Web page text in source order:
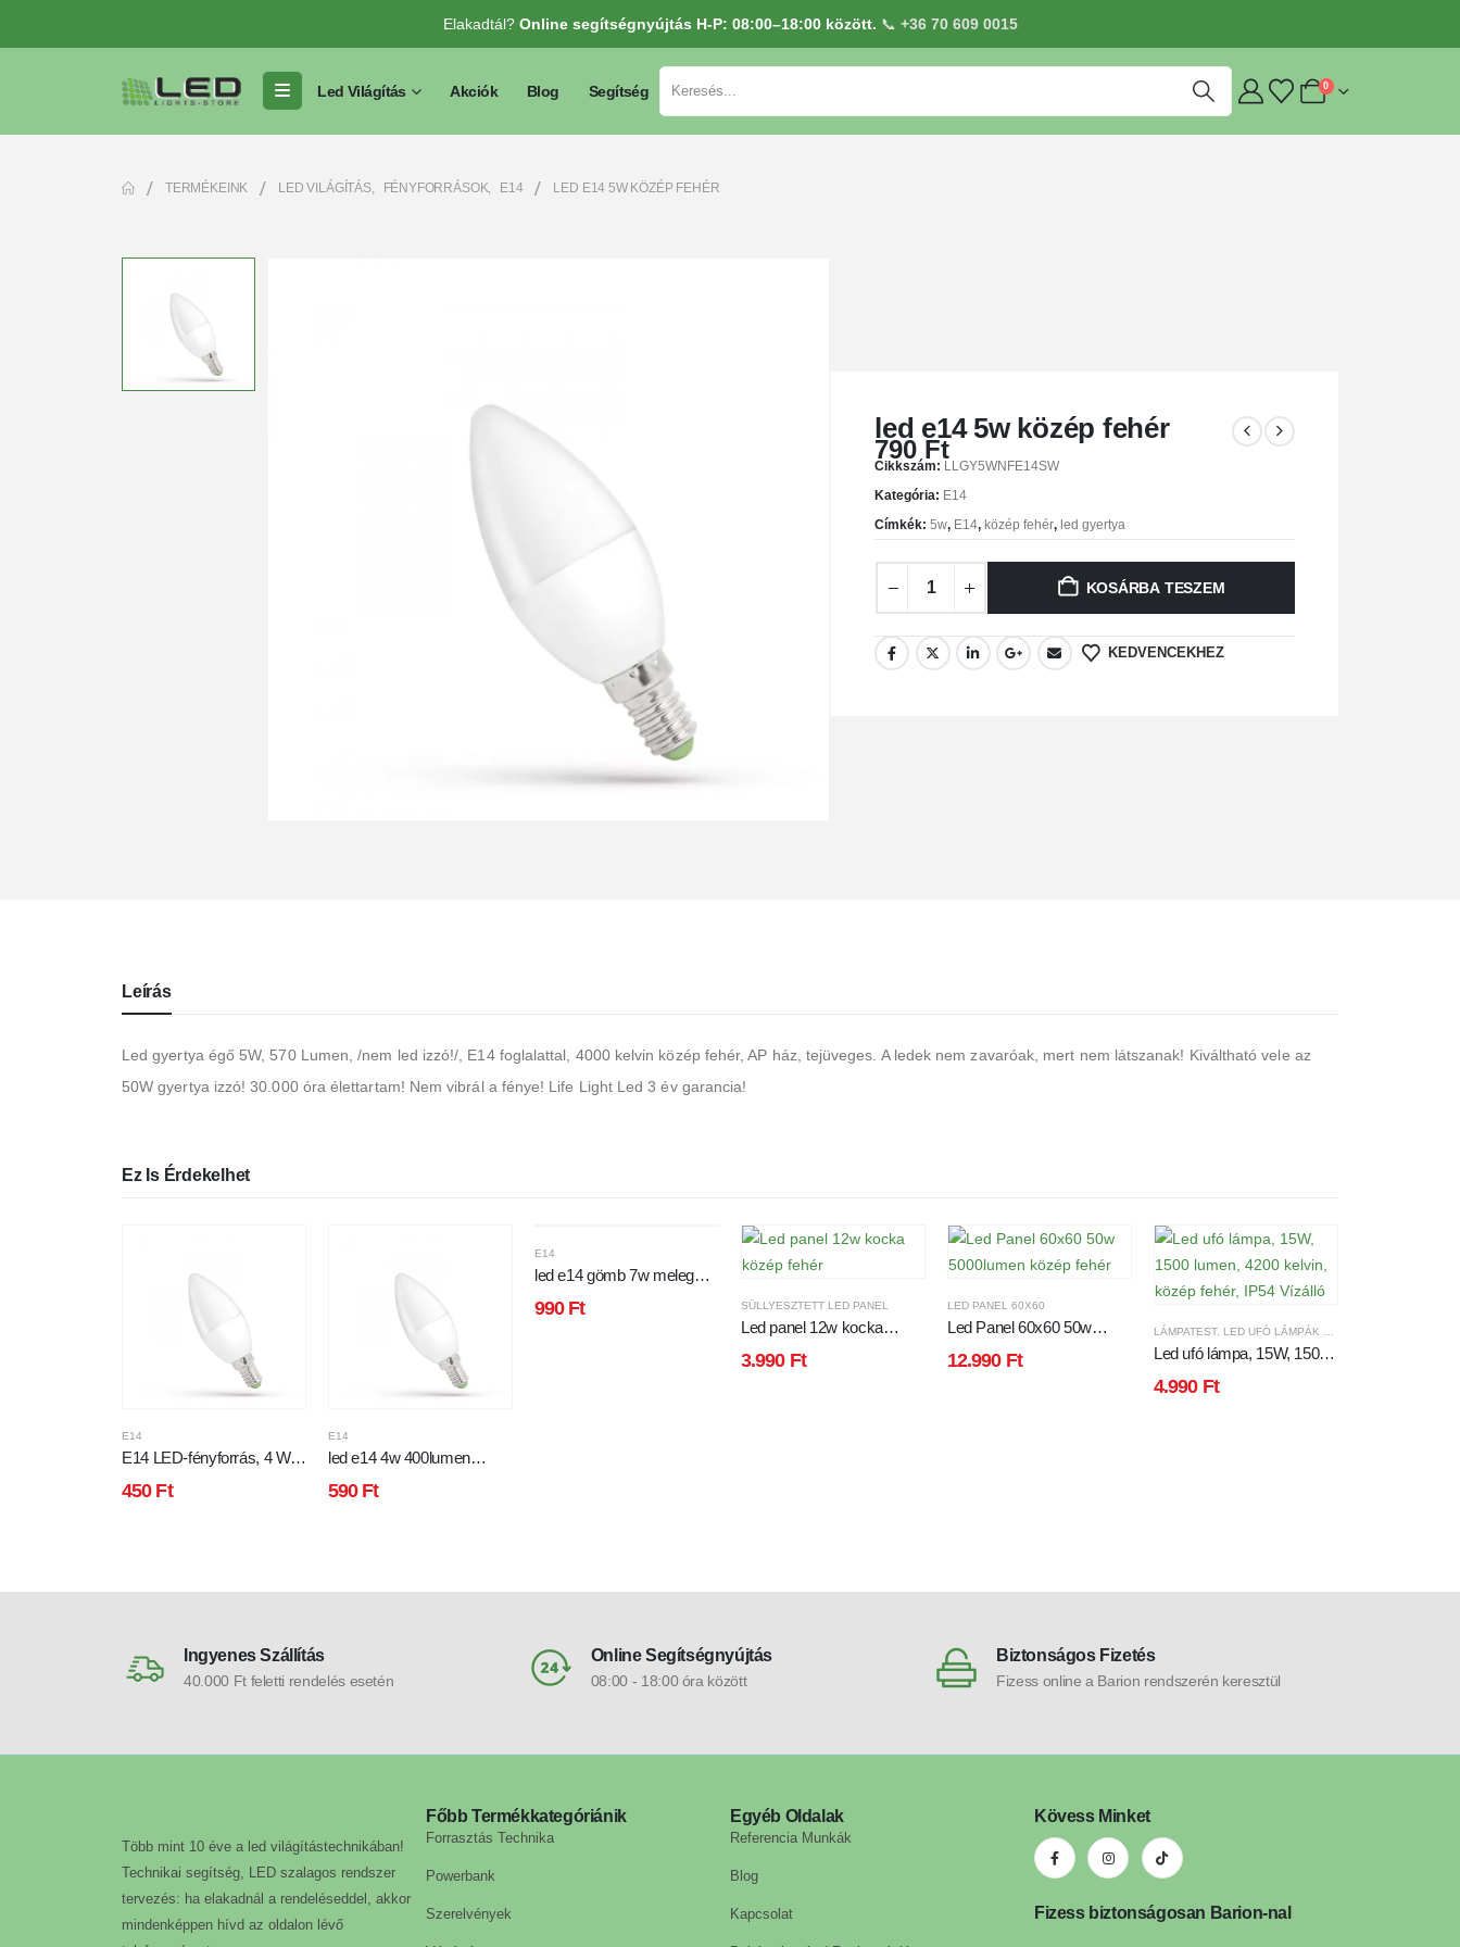
Elakadtál? Online segítségnyújtás H-P: 08:00–18:00 között. 📞 +36 70 609 0015
Led Világítás Akciók Blog Segítség 0
TERMÉKEINK LED VILÁGÍTÁS, FÉNYFORRÁSOK, E14 LED E14 5W KÖZÉP FEHÉR
led e14 5w közép fehér
790 Ft
Cikkszám: LLGY5WNFE14SW
Kategória: E14
Címkék:5w, E14, közép fehér, led gyertya
KOSÁRBA TESZEM
KEDVENCEKHEZ
Leírás
Led gyertya égő 5W, 570 Lumen, /nem led izzó!/, E14 foglalattal, 4000 kelvin közép fehér, AP ház, tejüveges. A ledek nem zavaróak, mert nem látszanak! Kiváltható vele az
50W gyertya izzó! 30.000 óra élettartam! Nem vibrál a fénye! Life Light Led 3 év garancia!
Ez Is Érdekelhet
E14
E14 LED-fényforrás, 4 W,
450 Ft
E14
led e14 4w 400lumen
590 Ft
E14
led e14 gömb 7w meleg
990 Ft SÜLLYESZTETT LED PANEL
Led panel 12w kocka
3.990 Ft
LED PANEL 60X60
Led Panel 60x60 50w
12.990 Ft
LÁMPATEST, LED UFÓ LÁMPÁK VÍZÁLLÓ
Led ufó lámpa, 15W, 1500
fehér, IP54 Vízálló
4.990 Ft
Ingyenes Szállítás
40.000 Ft feletti rendelés esetén
Online Segítségnyújtás
08:00 - 18:00 óra között
Biztonságos Fizetés
Fizess online a Barion rendszerén keresztül
Több mint 10 éve a led világítástechnikában!
Technikai segítség, LED szalagos rendszer
tervezés: ha elakadnál a rendeléseddel, akkor
mindenképpen hívd az oldalon lévő
Főbb Termékkategóriánik
Forrasztás Technika
Powerbank
Szerelvények
Egyéb Oldalak
Referencia Munkák
Blog
Kapcsolat
Kövess Minket
Fizess biztonságosan Barion-nal